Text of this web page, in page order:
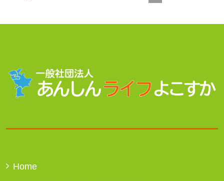
Home